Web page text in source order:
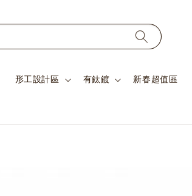
形工設計區 有鈦鍍 新春超值區